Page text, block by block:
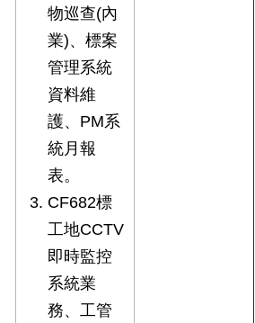
物巡查(內
業)、標案
管理系統
資料維
護、PM系
統月報
表。
CF682標
工地CCTV
即時監控
系統業
務、工管